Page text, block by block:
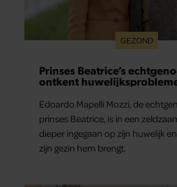
GEZOND
Prinses Beatrice’s
ontkent
Edoardo Mapelli Mozzi, de
prinses Beatrice, is in een
dieper ingegaan op zijn huwelijk
zijn gezin hem brengt.